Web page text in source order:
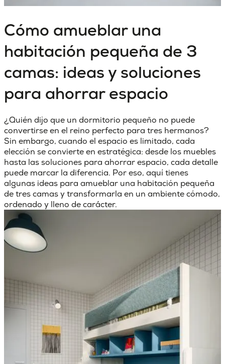
Cómo amueblar una
habitación pequeña de 3
camas: ideas y soluciones
para ahorrar espacio
¿Quién dijo que un dormitorio pequeño no puede
convertirse en el reino perfecto para tres hermanos?
Sin embargo, cuando el espacio es limitado, cada
elección se convierte en estratégica: desde los muebles
hasta las soluciones para ahorrar espacio, cada detalle
puede marcar la diferencia. Por eso, aquí tienes
algunas ideas para amueblar una habitación pequeña
de tres camasy transformarla en un ambiente cómodo,
ordenado y lleno de carácter.